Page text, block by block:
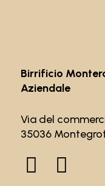
Birrificio
Aziendale
Via del
35036